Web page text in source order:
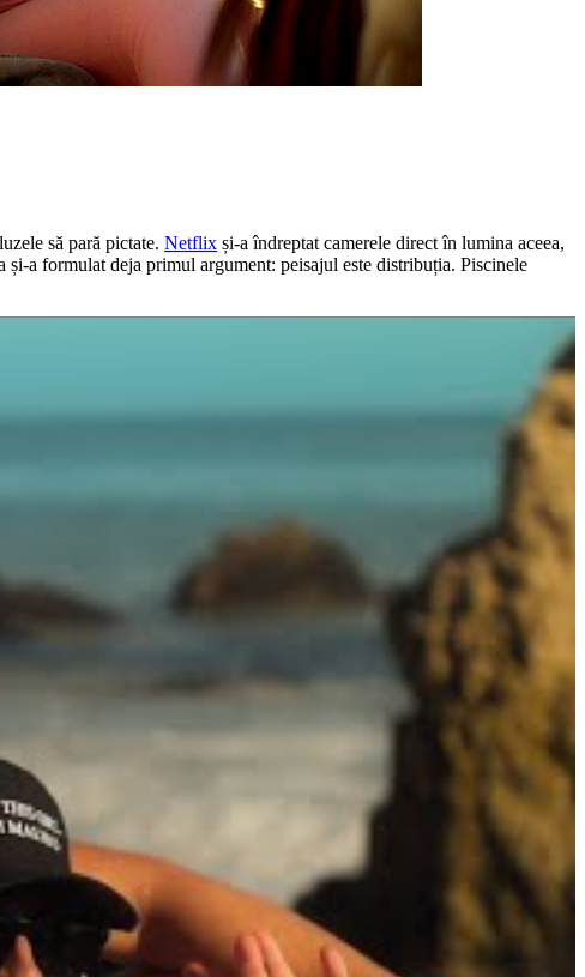
să pară pictate. Netflix și-a îndreptat camerele direct în lumina aceea,
și-a formulat deja primul argument: peisajul este distribuția. Piscinele